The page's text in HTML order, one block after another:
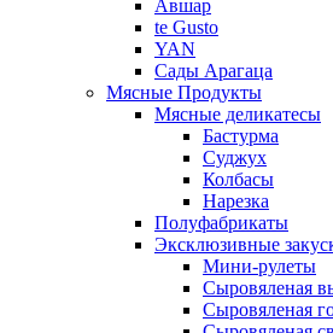
Авшар
te Gusto
YAN
Сады Арагаца
Мясные Продукты
Мясные деликатесы
Бастурма
Суджух
Колбасы
Нарезка
Полуфабрикаты
Эксклюзивные
Мини-рулеты
Сыровяленая
Сыровяленая